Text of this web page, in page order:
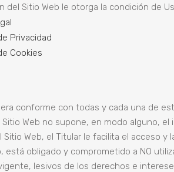
del Sitio Web le otorga la condición de
Privacidad
Cookies
conforme con todas y cada una de
Sitio Web no supone, en modo alguno,
Sitio Web, el Titular le facilita el acceso
está obligado y comprometido a NO
lesivos de los derechos e